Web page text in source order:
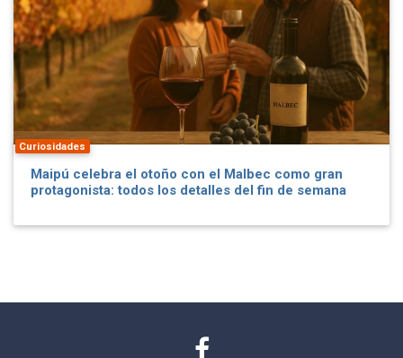
Curiosidades
Maipú celebra el otoño con el Malbec como gran
protagonista: todos los detalles del fin de semana